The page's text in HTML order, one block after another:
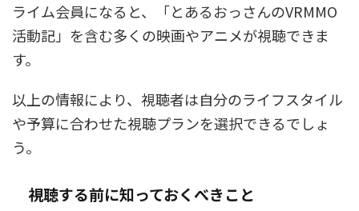
ライム会員になると、「とあるおっさんのVRMMO
活動記」を含む多くの映画やアニメが視聴できま
す。
以上の情報により、視聴者は自分のライフスタイル
や予算に合わせた視聴プランを選択できるでしょ
う。
視聴する前に知っておくべきこと